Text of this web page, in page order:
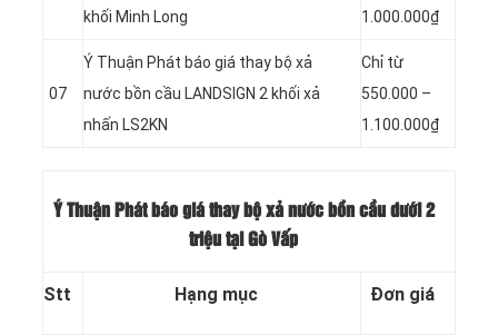
khối Minh Long
1.000.000₫
07
Ý Thuận Phát báo giá thay bộ xả
nước bồn cầu LANDSIGN 2 khối xả
nhấn LS2KN
Chỉ từ
550.000 –
1.100.000₫
Ý Thuận Phát báo giá thay bộ xả nước bồn cầu dưới 2
triệu tại Gò Vấp
Stt Hạng mục Đơn giá